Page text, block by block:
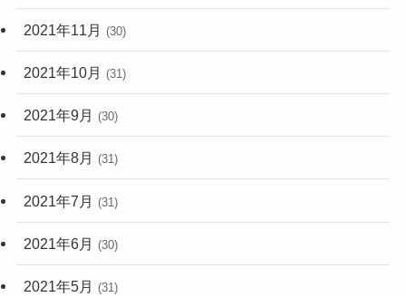
2021年11月 (30)
2021年10月 (31)
2021年9月 (30)
2021年8月 (31)
2021年7月 (31)
2021年6月 (30)
2021年5月 (31)